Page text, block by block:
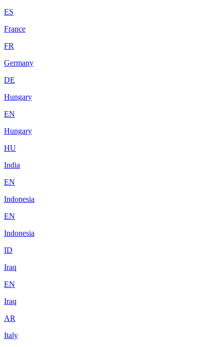
ES
France
FR
Germany
DE
Hungary
EN
Hungary
HU
India
EN
Indonesia
EN
Indonesia
ID
Iraq
EN
Iraq
AR
Italy